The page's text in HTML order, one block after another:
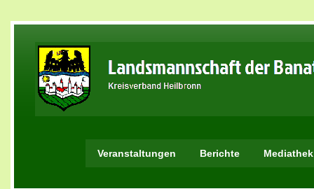
Veranstaltungen Berichte Mediathek